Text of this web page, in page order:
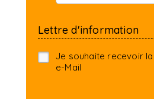
Lettre d'information
Je souhaite recevoir
e-Mail